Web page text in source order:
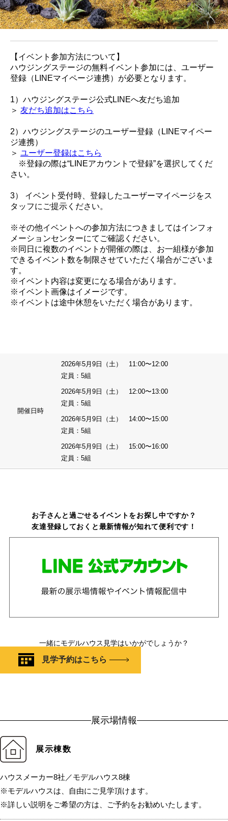
【イベント参加方法について】
ハウジングステージの無料イベント参加には、ユーザー
登録（LINEマイページ連携）が必要となります。
1）ハウジングステージ公式LINEへ友だち追加
＞ 友だち追加はこちら
2）ハウジングステージのユーザー登録（LINEマイペー
ジ連携）
＞ ユーザー登録はこちら
※登録の際は“LINEアカウントで登録”を選択してくだ
さい。
3） イベント受付時、登録したユーザーマイページをス
タッフにご提示ください。
※その他イベントへの参加方法につきましてはインフォ
メーションセンターにてご確認ください。
※同日に複数のイベントが開催の際は、お一組様が参加
できるイベント数を制限させていただく場合がございま
す。
※イベント内容は変更になる場合があります。
※イベント画像はイメージです。
※イベントは途中休憩をいただく場合があります。
開催日時
2026年5月9日（土） 11:00〜12:00
定員：5組
2026年5月9日（土） 12:00〜13:00
定員：5組
2026年5月9日（土） 14:00〜15:00
定員：5組
2026年5月9日（土） 15:00〜16:00
定員：5組
お子さんと過ごせるイベントをお探し中ですか？
友達登録しておくと最新情報が知れて便利です！
一緒にモデルハウス見学はいかがでしょうか？
見学予約はこちら
展示場情報
展示棟数
ハウスメーカー8社／モデルハウス8棟
※モデルハウスは、自由にご見学頂けます。
※詳しい説明をご希望の方は、ご予約をお勧めいたします。